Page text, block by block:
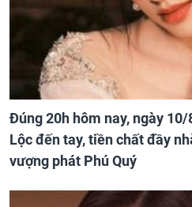
Đúng 20h hôm nay, ngày
Lộc đến tay, tiền chất đầy
vượng phát Phú Quý